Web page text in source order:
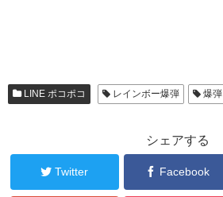
LINE ポコポコ レインボー爆弾 爆弾
シェアする
Twitter Facebook